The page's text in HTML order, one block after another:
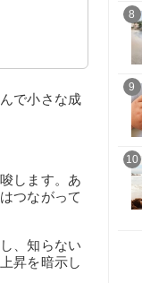
で小さな成
します。あ
つながって
、知らない
昇を暗示し
8
9
10